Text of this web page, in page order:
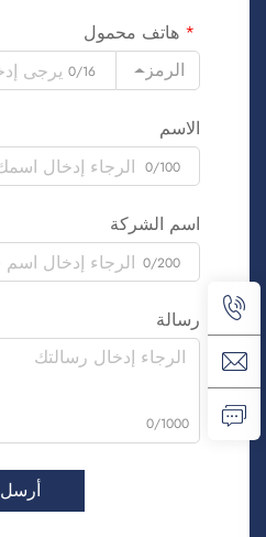
هاتف محمول
الرمز
0/16
الاسم
0/100
اسم الشركة
0/200
رسالة
0/1000
أرسل